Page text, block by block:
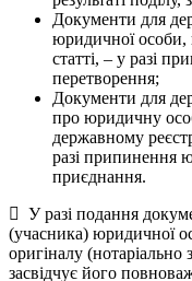
Документи для
юридичної особи,
статті, – у разі
перетворення;
Документи для
про юридичну
державному
разі припинення
приєднання.
У разі подання
(учасника) юридичної
оригіналу (нотаріально
засвідчує його